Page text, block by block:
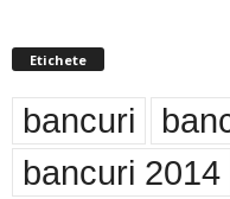
Etichete
bancuri
bancuri 2014